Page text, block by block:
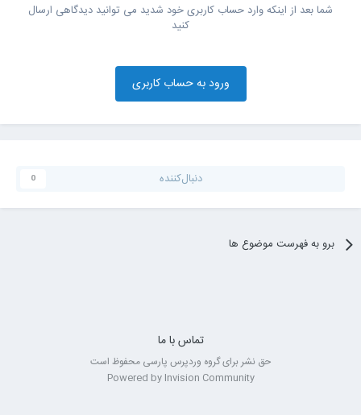
شما بعد از اینکه وارد حساب کاربری خود شدید می توانید دیدگاهی ارسال
کنید
ورود به حساب کاربری
دنبال‌کننده 0
برو به فهرست موضوع ها
تماس با ما
حق نشر برای گروه وردپرس پارسی محفوظ است
Powered by Invision Community